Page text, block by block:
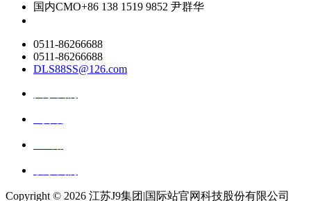
国内CMO+86 138 1519 9852 尹群华
0511-86266688
0511-86266688
DLS88SS@126.com
Copyright © 2026 江苏J9集团|国际站官网科技股份有限公司